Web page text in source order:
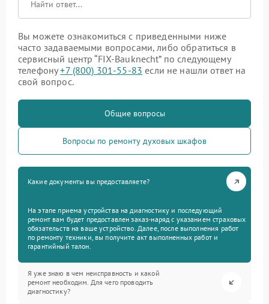
Вы можете ознакомиться с приведенными ниже
часто задаваемыми вопросами, либо обратиться в
сервисный центр “FIX-Bauknecht” по следующему
телефону+7 (800) 301-55-83 если не нашли ответ на
свой вопрос.
Общие вопросы
Вопросы по ремонту духовых шкафов
Какие документы вы предоставляете?
На этапе приема устройства на диагностику и последующий
ремонт вам будет предоставлен заказ-наряд с указанием страховых
обязательств на ваше устройство. Далее, после выполнения работ
по ремонту техники, вы получите акт выполненных работ и
гарантийный талон.
Я уже знаю в чем неисправность и какой
ремонт необходим. Для чего проводить
диагностику?